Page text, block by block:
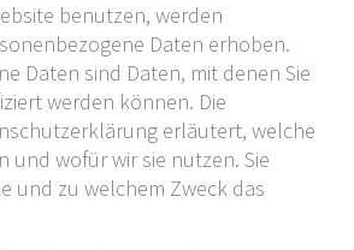
benutzen, werden
Daten erhoben.
Daten sind Daten, mit denen Sie
werden können. Die
erläutert, welche
und wofür wir sie nutzen. Sie
und zu welchem Zweck das